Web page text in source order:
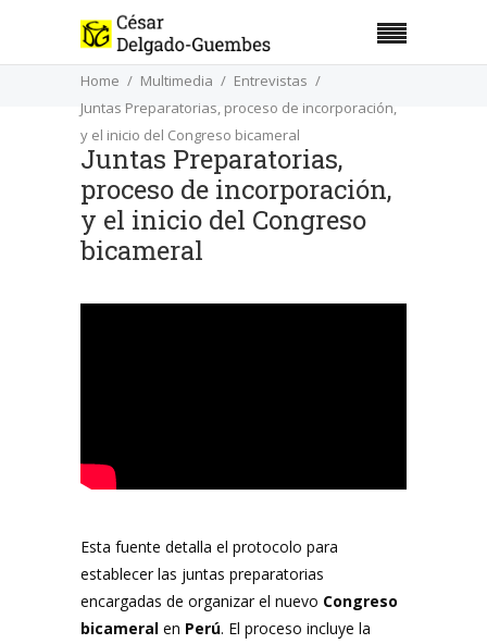
Home Multimedia
Entrevistas
Juntas Preparatorias, proceso de incorporación,
y el inicio del Congreso bicameral
Juntas Preparatorias,
proceso de incorporación,
y el inicio del Congreso
bicameral
Esta fuente detalla el protocolo para
establecer las juntas preparatorias
encargadas de organizar el nuevo Congreso
bicameral en Perú. El proceso incluye la